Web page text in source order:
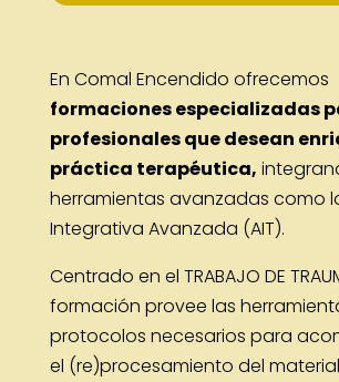
En Comal Encendido ofrecemos
formaciones especializadas
profesionales que desean
práctica terapéutica,
herramientas avanzadas como
Integrativa Avanzada (AIT).
Centrado en el TRABAJO DE
formación provee las
protocolos necesarios para
el (re)procesamiento del